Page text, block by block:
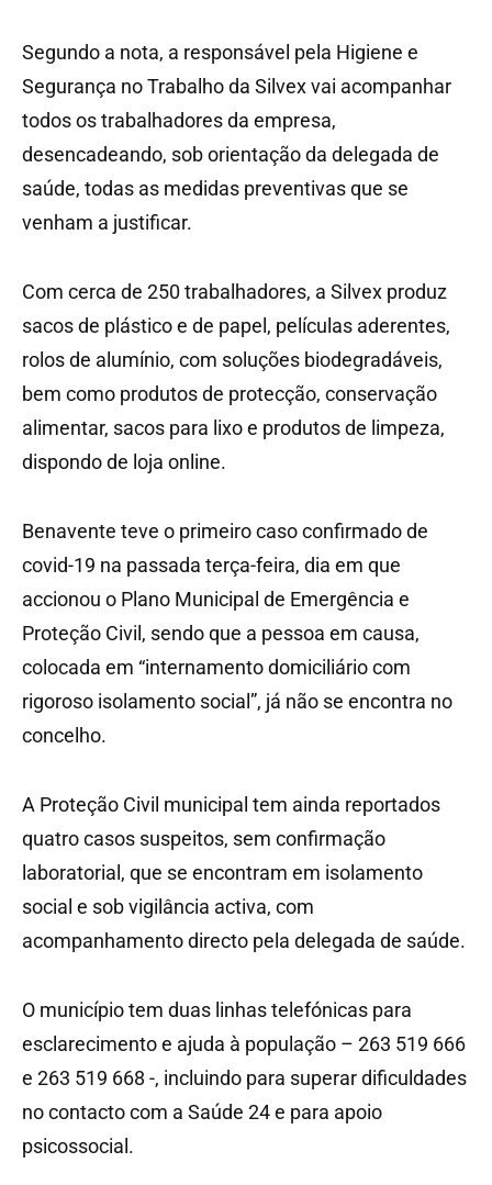
Segundo a nota, a responsável pela Higiene e
Segurança no Trabalho da Silvex vai acompanhar
todos os trabalhadores da empresa,
desencadeando, sob orientação da delegada de
saúde, todas as medidas preventivas que se
venham a justificar.
Com cerca de 250 trabalhadores, a Silvex produz
sacos de plástico e de papel, películas aderentes,
rolos de alumínio, com soluções biodegradáveis,
bem como produtos de protecção, conservação
alimentar, sacos para lixo e produtos de limpeza,
dispondo de loja online.
Benavente teve o primeiro caso confirmado de
covid-19 na passada terça-feira, dia em que
accionou o Plano Municipal de Emergência e
Proteção Civil, sendo que a pessoa em causa,
colocada em “internamento domiciliário com
rigoroso isolamento social”, já não se encontra no
concelho.
A Proteção Civil municipal tem ainda reportados
quatro casos suspeitos, sem confirmação
laboratorial, que se encontram em isolamento
social e sob vigilância activa, com
acompanhamento directo pela delegada de saúde.
O município tem duas linhas telefónicas para
esclarecimento e ajuda à população – 263 519 666
e 263 519 668 -, incluindo para superar dificuldades
no contacto com a Saúde 24 e para apoio
psicossocial.